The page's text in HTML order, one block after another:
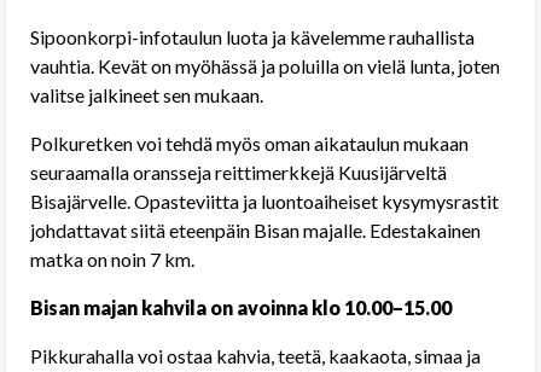
Sipoonkorpi-infotaulun luota ja kävelemme rauhallista
vauhtia. Kevät on myöhässä ja poluilla on vielä lunta, joten
valitse jalkineet sen mukaan.
Polkuretken voi tehdä myös oman aikataulun mukaan
seuraamalla oransseja reittimerkkejä Kuusijärveltä
Bisajärvelle. Opasteviitta ja luontoaiheiset kysymysrastit
johdattavat siitä eteenpäin Bisan majalle. Edestakainen
matka on noin 7 km.
Bisan majan kahvila on avoinna klo 10.00–15.00
Pikkurahalla voi ostaa kahvia, teetä, kaakaota, simaa ja